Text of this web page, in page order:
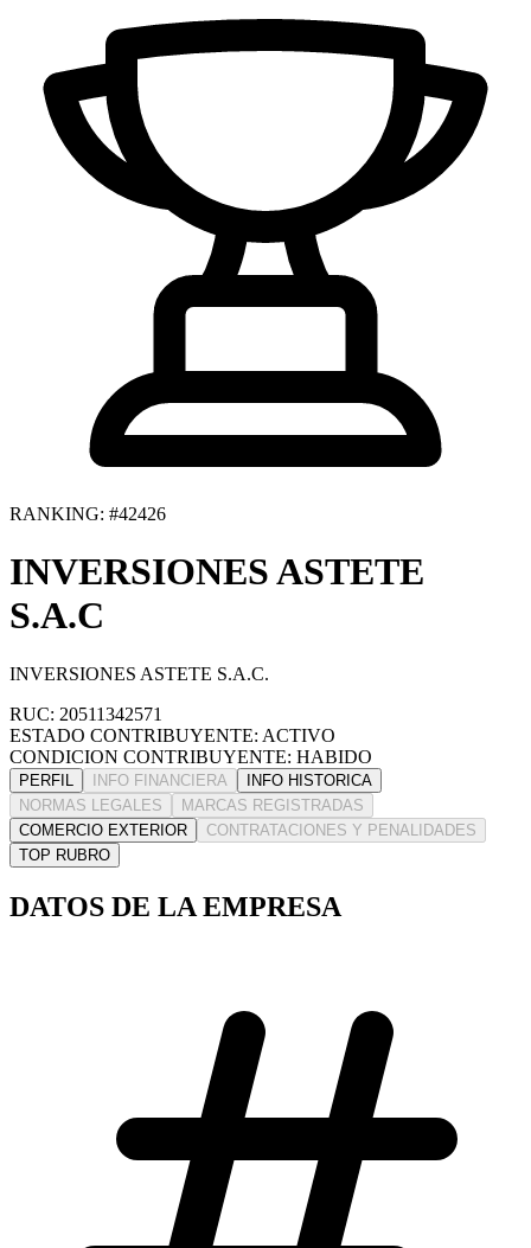
RANKING: #42426
INVERSIONES ASTETE
S.A.C
INVERSIONES ASTETE S.A.C.
RUC: 20511342571
ESTADO CONTRIBUYENTE: ACTIVO
CONDICION CONTRIBUYENTE: HABIDO
PERFIL INFO FINANCIERA
INFO HISTORICA
NORMAS LEGALES
MARCAS REGISTRADAS
COMERCIO EXTERIOR
CONTRATACIONES Y PENALIDADES
TOP RUBRO
DATOS DE LA EMPRESA